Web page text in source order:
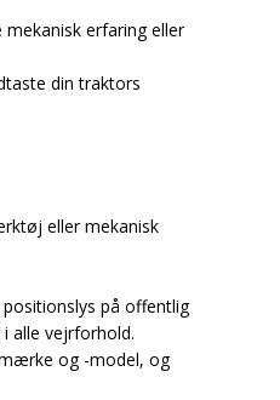
erfaring eller
din traktors
eller mekanisk
på offentlig
alle vejrforhold.
og -model, og